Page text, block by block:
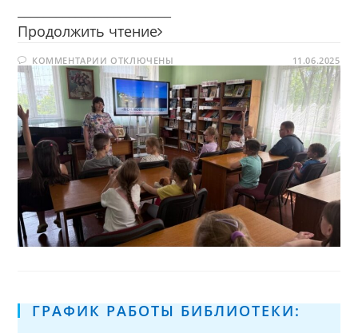
Продолжить чтение Бессмертный
нашей
славы,
святыня
русских
моряков
КОММЕНТАРИИ К
ЗАПИСИ
БЕССМЕРТНЫЙ
ГОРОД
НАШЕЙ
СЛАВЫ,
СВЯТЫНЯ
РУССКИХ
МОРЯКОВ
ОТКЛЮЧЕНЫ 11.06.2025
ГРАФИК РАБОТЫ БИБЛИОТЕКИ: